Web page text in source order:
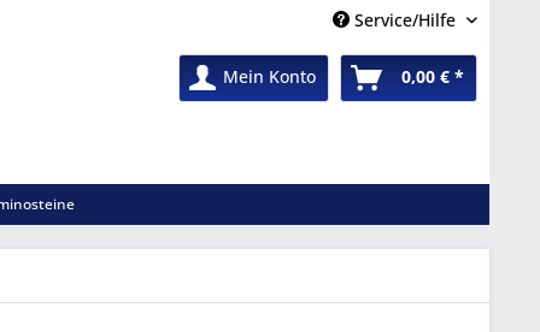
Service/Hilfe
Mein Konto 0,00 € *